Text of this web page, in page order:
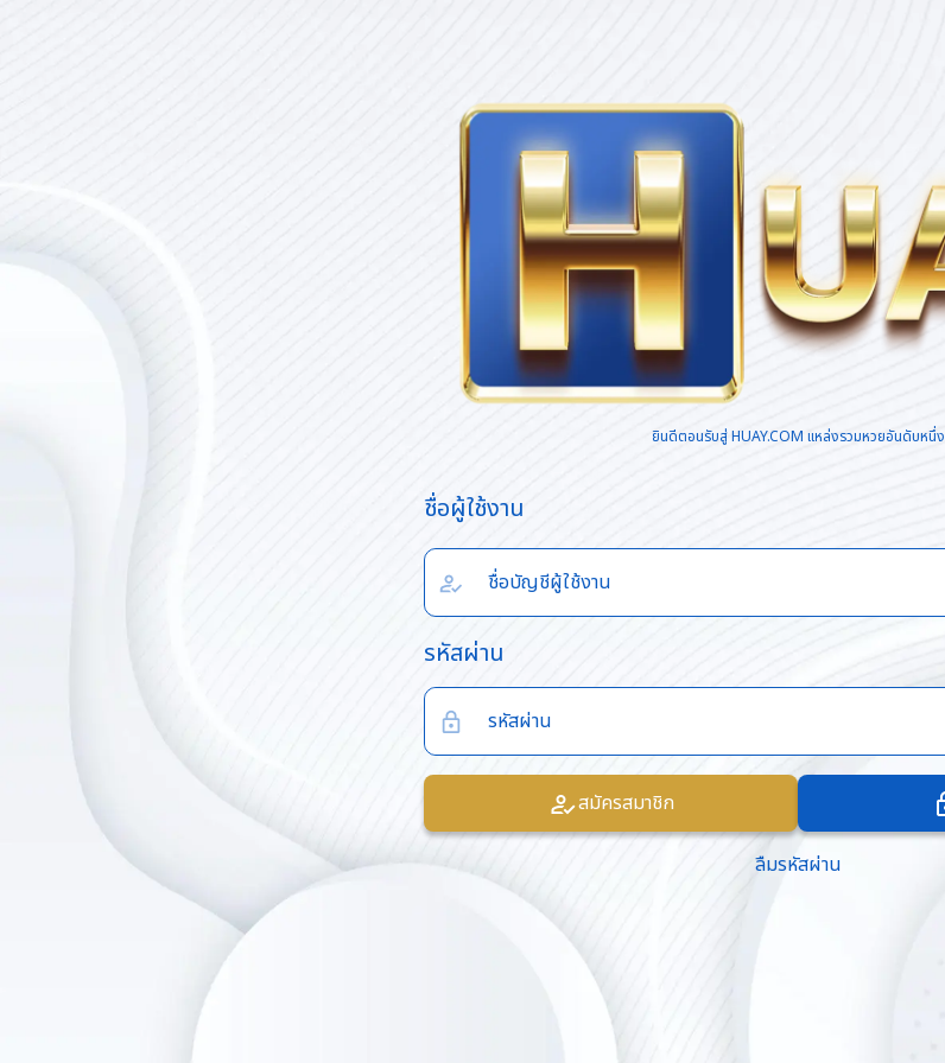
ยินดีตอนรับสู่ HUAY.COM แหล่งรวมหวยอันดับหนึ่ง
ชื่อผู้ใช้งาน
รหัสผ่าน
สมัครสมาชิก
ลืมรหัสผ่าน